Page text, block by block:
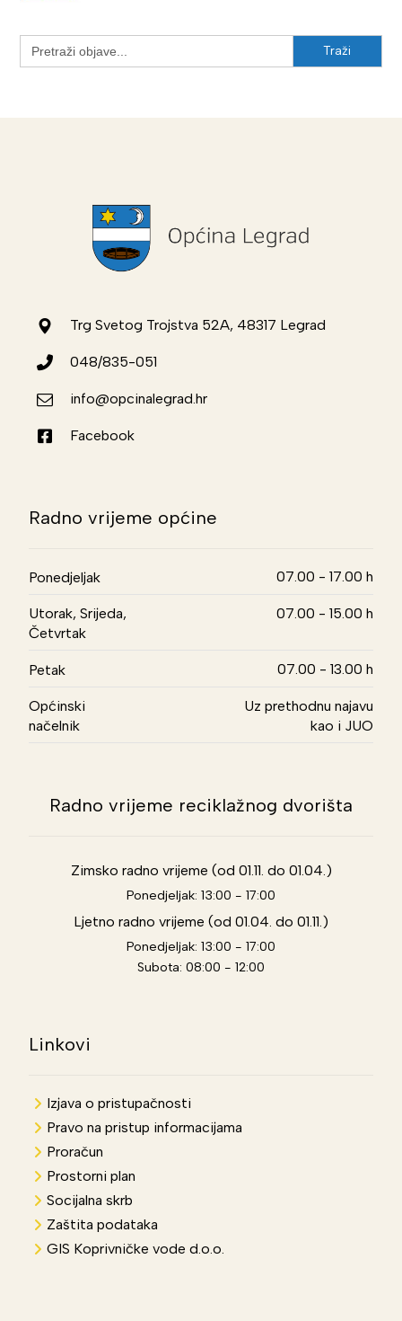
Search
for:
Trg Svetog Trojstva 52A, 48317 Legrad
048/835-051
info@opcinalegrad.hr
Facebook
Radno vrijeme općine
Ponedjeljak 07.00 - 17.00 h
Utorak, Srijeda,
Četvrtak
07.00 - 15.00 h
Petak 07.00 - 13.00 h
Općinski
načelnik
Uz prethodnu najavu
kao i JUO
Radno vrijeme reciklažnog dvorišta
Zimsko radno vrijeme (od 01.11. do 01.04.)
Ponedjeljak: 13:00 - 17:00
Ljetno radno vrijeme (od 01.04. do 01.11.)
Ponedjeljak: 13:00 - 17:00
Subota: 08:00 - 12:00
Linkovi
Izjava o pristupačnosti
Pravo na pristup informacijama
Proračun
Prostorni plan
Socijalna skrb
Zaštita podataka
GIS Koprivničke vode d.o.o.